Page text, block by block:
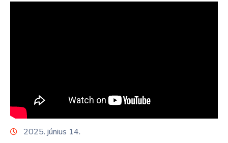
Fejlesztések
Média
2025. június 14.